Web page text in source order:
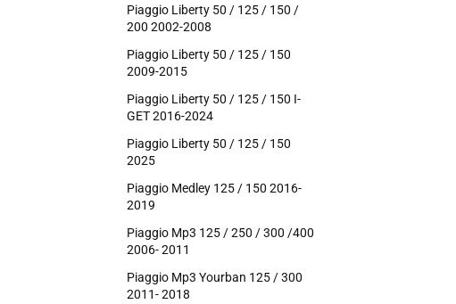
Piaggio Liberty 50 / 125 / 150 /
200 2002-2008
Piaggio Liberty 50 / 125 / 150
2009-2015
Piaggio Liberty 50 / 125 / 150 I-
GET 2016-2024
Piaggio Liberty 50 / 125 / 150
2025
Piaggio Medley 125 / 150 2016-
2019
Piaggio Mp3 125 / 250 / 300 /400
2006- 2011
Piaggio Mp3 Yourban 125 / 300
2011- 2018